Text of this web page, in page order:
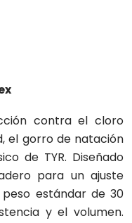
contra el cloro
el gorro de natación
de TYR. Diseñado
para un ajuste
estándar de 30
y el volumen.